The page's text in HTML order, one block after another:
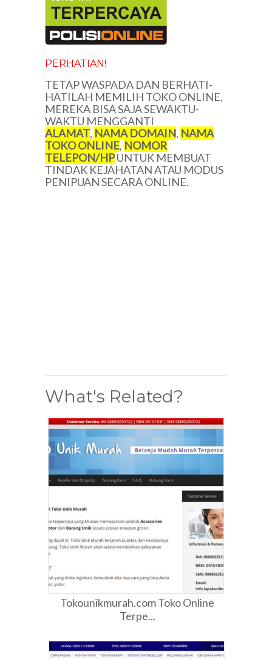
PERHATIAN!
TETAP WASPADA DAN BERHATI-
HATILAH MEMILIH TOKO ONLINE,
MEREKA BISA SAJA SEWAKTU-
WAKTU MENGGANTI
ALAMAT, NAMA DOMAIN, NAMA
TOKO ONLINE, NOMOR
TELEPON/HPUNTUK MEMBUAT
TINDAK KEJAHATAN ATAU MODUS
PENIPUAN SECARA ONLINE.
What's Related?
Tokounikmurah.com Toko Online
Terpe...